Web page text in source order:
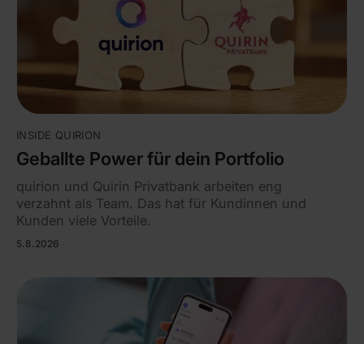
INSIDE QUIRION
Geballte Power für dein Portfolio
quirion und Quirin Privatbank arbeiten eng
verzahnt als Team. Das hat für Kundinnen und
Kunden viele Vorteile.
5.8.2026